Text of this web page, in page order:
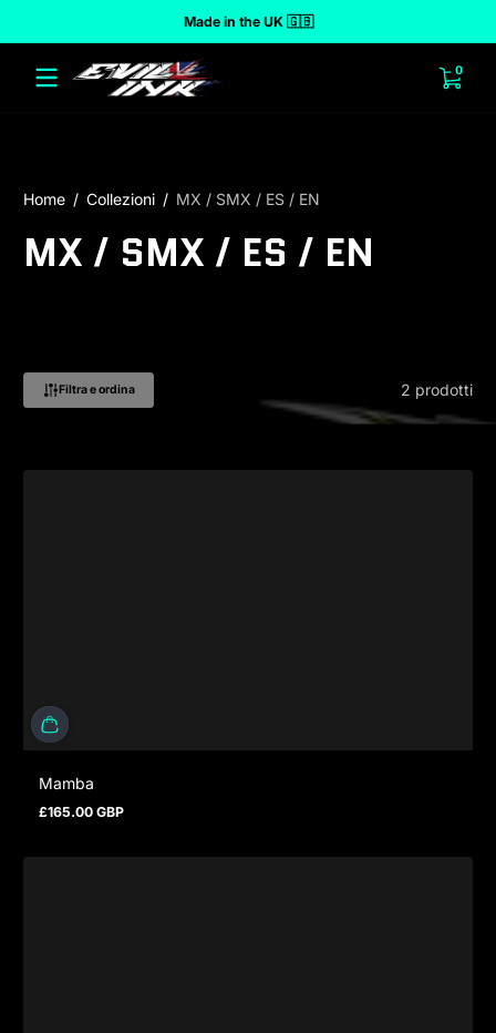
Made in the UK 🇬🇧
00
Home Collezioni MX / SMX / ES / EN
MX / SMX / ES / EN
Filtra e ordina 2 prodotti
Mamba
Prezzo normale
£165.00 GBP